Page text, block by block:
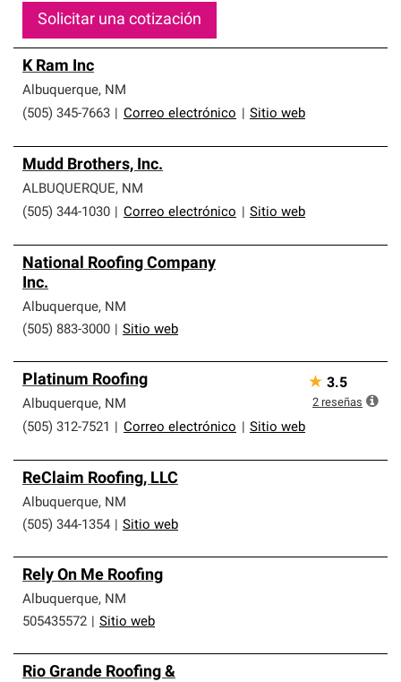
Solicitar una cotización
K Ram Inc
Albuquerque, NM
(505) 345-7663
Correo electrónico Sitio web
Mudd Brothers, Inc.
ALBUQUERQUE, NM
(505) 344-1030
Correo electrónico Sitio web
National Roofing Company
Inc.
Albuquerque, NM
(505) 883-3000
Sitio web
Platinum Roofing
Albuquerque, NM
(505) 312-7521
Correo electrónico Sitio web
★ 3.5
2 reseñas
ReClaim Roofing, LLC
Albuquerque, NM
(505) 344-1354
Sitio web
Rely On Me Roofing
Albuquerque, NM
505435572
Sitio web
Rio Grande Roofing &